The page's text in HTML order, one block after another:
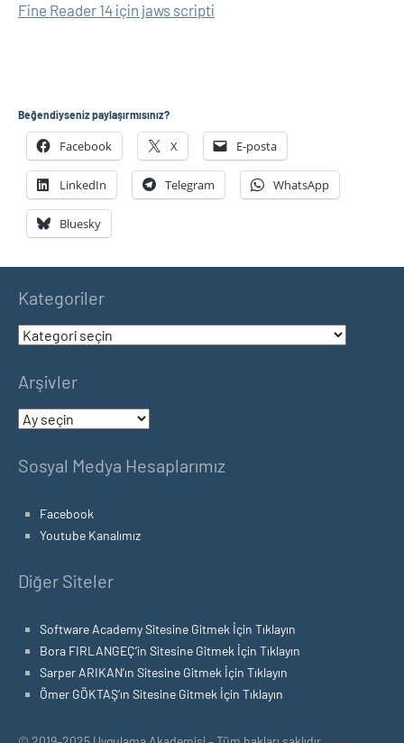
Fine Reader 14 için jaws scripti
Beğendiyseniz paylaşırmısınız?
Facebook X E-posta
LinkedIn Telegram WhatsApp
Bluesky
Kategoriler
Kategoriler
Arşivler
Arşivler
Sosyal Medya Hesaplarımız
Facebook
Youtube Kanalımız
Diğer Siteler
Software Academy Sitesine Gitmek İçin Tıklayın
Bora FIRLANGEÇ’in Sitesine Gitmek İçin Tıklayın
Sarper ARIKAN’ın Sitesine Gitmek İçin Tıklayın
Ömer GÖKTAŞ’ın Sitesine Gitmek İçin Tıklayın